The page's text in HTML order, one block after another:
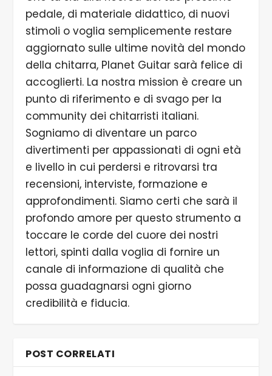
pedale, di materiale didattico, di nuovi
stimoli o voglia semplicemente restare
aggiornato sulle ultime novità del mondo
della chitarra, Planet Guitar sarà felice di
accoglierti. La nostra mission è creare un
punto di riferimento e di svago per la
community dei chitarristi italiani.
Sogniamo di diventare un parco
divertimenti per appassionati di ogni età
e livello in cui perdersi e ritrovarsi tra
recensioni, interviste, formazione e
approfondimenti. Siamo certi che sarà il
profondo amore per questo strumento a
toccare le corde del cuore dei nostri
lettori, spinti dalla voglia di fornire un
canale di informazione di qualità che
possa guadagnarsi ogni giorno
credibilità e fiducia.
POST CORRELATI